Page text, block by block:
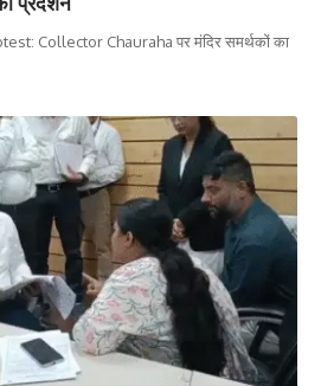
Collector Chauraha पर मंदिर समर्थकों का